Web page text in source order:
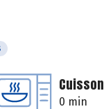
Cuisson
0 min